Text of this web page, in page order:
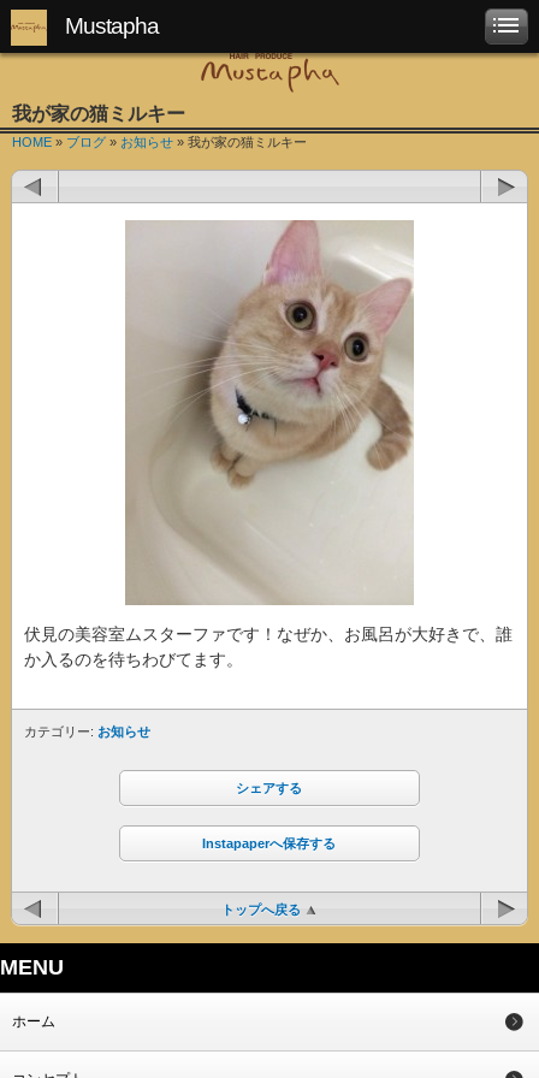
Mustapha
我が家の猫ミルキー
HOME » ブログ » お知らせ » 我が家の猫ミルキー
伏見の美容室ムスターファです！なぜか、お風呂が大好きで、誰
か入るのを待ちわびてます。
カテゴリー: お知らせ
シェアする
Instapaperへ保存する
トップへ戻る
MENU
ホーム